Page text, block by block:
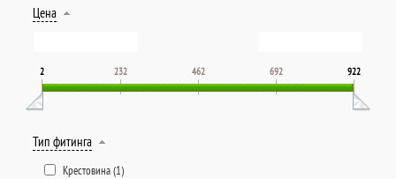
Цена
2 232 462 692 922
Тип фитинга
Крестовина (1)